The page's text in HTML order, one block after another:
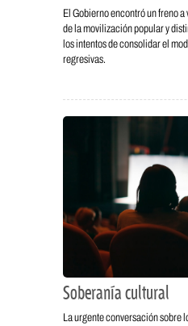
El Gobierno encontró un freno
de la movilización popular y
los intentos de consolidar el
regresivas.
Soberanía cultural
La urgente conversación sobre